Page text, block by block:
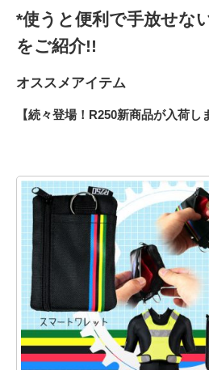
*使うと便利で手放せな
をご紹介!!
オススメアイテム
【続々登場！R250新商品が入荷し